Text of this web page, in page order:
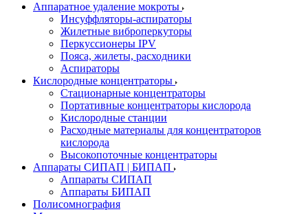
Аппаратное удаление мокроты
Инсуффляторы-аспираторы
Жилетные виброперкуторы
Перкуссионеры IPV
Пояса, жилеты, расходники
Аспираторы
Кислородные концентраторы
Стационарные концентраторы
Портативные концентраторы кислорода
Кислородные станции
Расходные материалы для концентраторов
кислорода
Высокопоточные концентраторы
Аппараты СИПАП | БИПАП
Аппараты СИПАП
Аппараты БИПАП
Полисомнография